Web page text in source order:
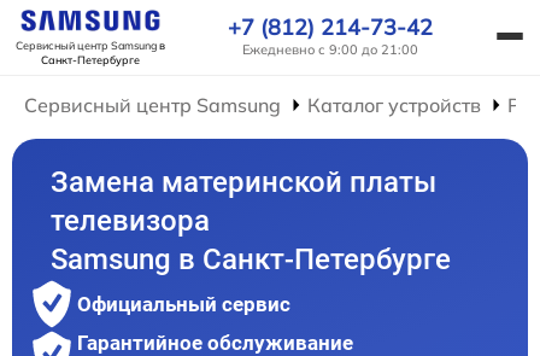
Сервисный центр Samsungв
Санкт-Петербурге
+7 (812) 214-73-42
Ежедневно с 9:00 до 21:00
Сервисный центр Samsung Каталог устройств
Замена материнской платы
телевизора
Samsung в Санкт-Петербурге
Официальный сервис
Гарантийное обслуживание